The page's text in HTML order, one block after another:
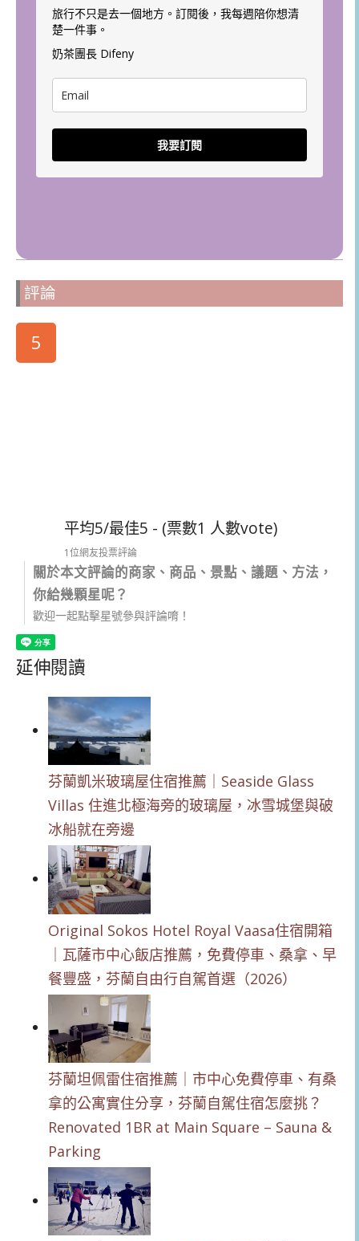
旅行不只是去一個地方。訂閱後，我每週陪你想清
楚一件事。
奶茶團長 Difeny
我要訂閱
評論
5
平均5/最佳5 - (票數1 人數vote)
1位網友投票評論
關於本文評論的商家、商品、景點、議題、方法，
你給幾顆星呢？
歡迎一起點擊星號參與評論唷！
延伸閱讀
芬蘭凱米玻璃屋住宿推薦｜Seaside Glass
Villas 住進北極海旁的玻璃屋，冰雪城堡與破
冰船就在旁邊
Original Sokos Hotel Royal Vaasa住宿開箱
｜瓦薩市中心飯店推薦，免費停車、桑拿、早
餐豐盛，芬蘭自由行自駕首選（2026）
芬蘭坦佩雷住宿推薦｜市中心免費停車、有桑
拿的公寓實住分享，芬蘭自駕住宿怎麼挑？
Renovated 1BR at Main Square – Sauna &
Parking